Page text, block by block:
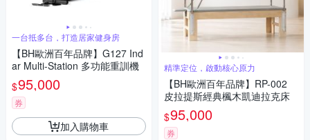
一台抵多台，打造居家健身房
【BH歐洲百年品牌】G127 Ind
ar Multi-Station 多功能重訓機
$95,000
券
加入購物車
精準定位，啟動核心原力
【BH歐洲百年品牌】RP-002
皮拉提斯經典楓木凱迪拉克床
$95,000
券